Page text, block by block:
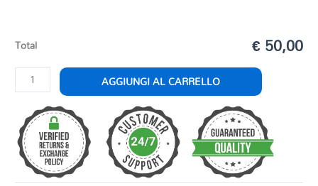
Total € 50,00
GIOCA
E
SALTA
quantità
AGGIUNGI AL CARRELLO